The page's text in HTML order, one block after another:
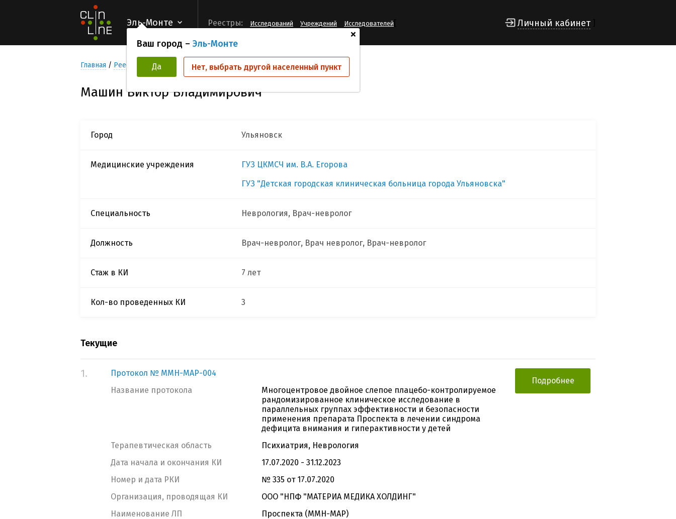
Эль-Монте
+
Ваш город – Эль-Монте
Да Нет, выбрать другой населенный пункт
Реестры: Исследований Учреждений Исследователей Личный кабинет
Главная Реестр Исследователей Машин Виктор Владимирович
Машин Виктор Владимирович
Город Ульяновск
Медицинские учреждения
ГУЗ ЦКМСЧ им. В.А. Егорова
ГУЗ "Детская городская клиническая больница города Ульяновска"
Специальность Неврология, Врач-невролог
Должность Врач-невролог, Врач невролог, Врач-невролог
Стаж в КИ 7 лет
Кол-во проведенных КИ 3
Текущие
1.
Протокол № MMH-MAP-004
Название протокола
Многоцентровое двойное слепое плацебо-контролируемое
рандомизированное клиническое исследование в
параллельных группах эффективности и безопасности
применения препарата Проспекта в лечении синдрома
дефицита внимания и гиперактивности у детей
Терапевтическая область
Психиатрия, Неврология
Дата начала и окончания КИ
17.07.2020 - 31.12.2023
Номер и дата РКИ
№ 335 от 17.07.2020
Организация, проводящая КИ
ООО "НПФ "МАТЕРИА МЕДИКА ХОЛДИНГ"
Наименование ЛП
Проспекта (ММН-МАР)
Подробнее